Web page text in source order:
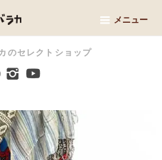
のセレクトショップ
メニュー